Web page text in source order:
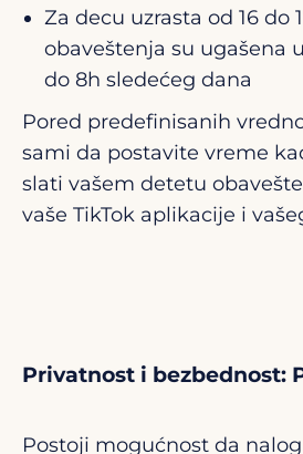
Za decu uzrasta od 16 do
obaveštenja su ugašena
do 8h sledećeg dana
Pored predefinisanih
sami da postavite vreme
slati vašem detetu
vaše TikTok aplikacije i
Privatnost i bezbednost:
Postoji mogućnost da